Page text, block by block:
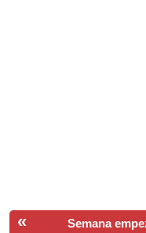
« Semana